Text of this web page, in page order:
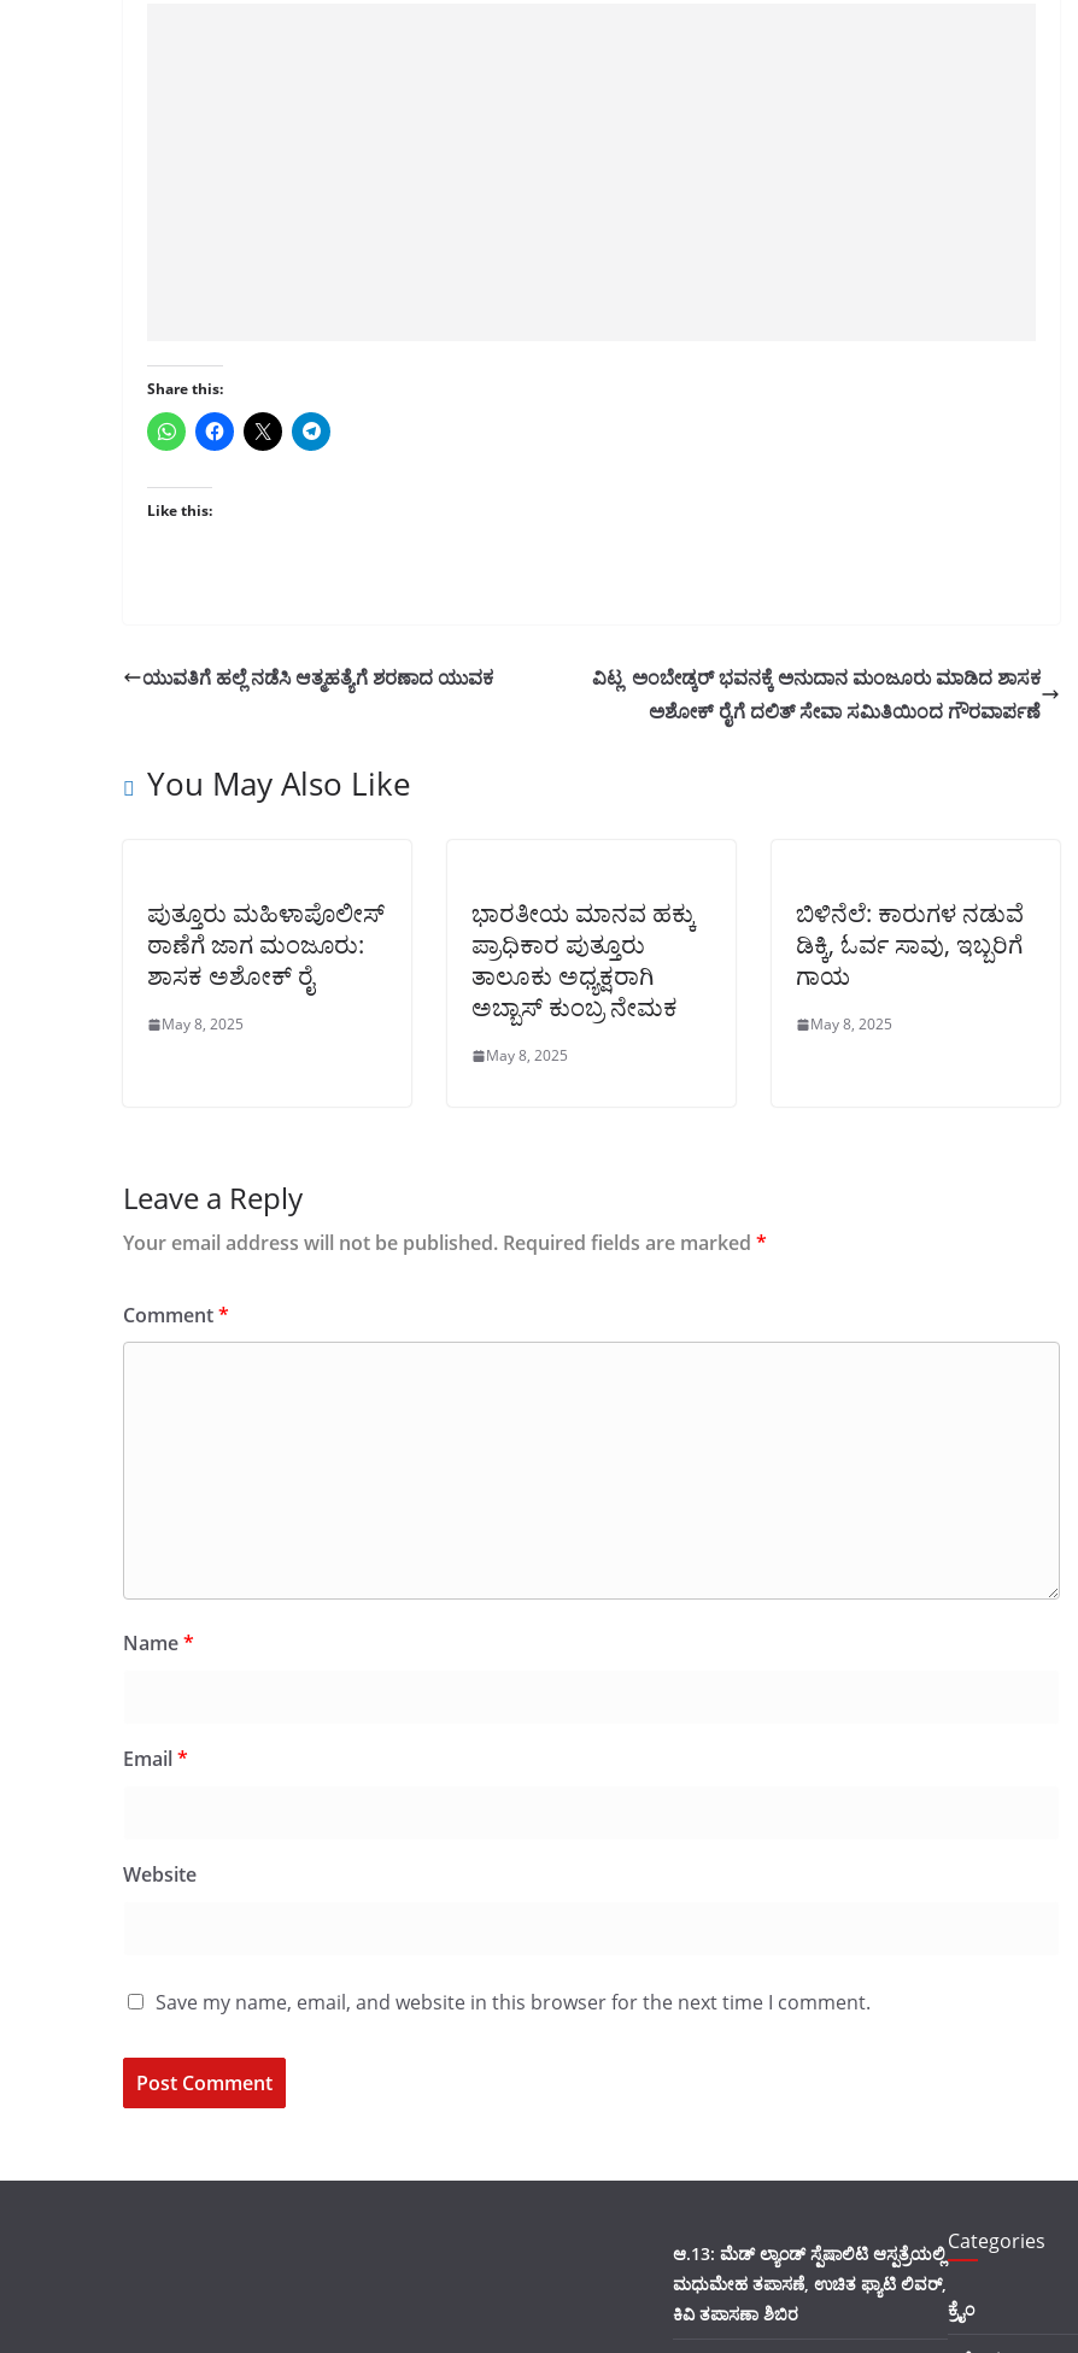
Share this:
Like this:
ಯುವತಿಗೆ ಹಲ್ಲೆ ನಡೆಸಿ ಆತ್ಮಹತ್ಯೆಗೆ ಶರಣಾದ ಯುವಕ
ವಿಟ್ಲ ಅಂಬೇಡ್ಕರ್ ಭವನಕ್ಕೆ ಅನುದಾನ ಮಂಜೂರು ಮಾಡಿದ ಶಾಸಕ
ಅಶೋಕ್ ರೈಗೆ ದಲಿತ್ ಸೇವಾ ಸಮಿತಿಯಿಂದ ಗೌರವಾರ್ಪಣೆ
You May Also Like
ಪುತ್ತೂರು ಮಹಿಳಾಪೊಲೀಸ್
ಠಾಣೆಗೆ ಜಾಗ ಮಂಜೂರು:
ಶಾಸಕ ಅಶೋಕ್ ರೈ
May 8, 2025
ಭಾರತೀಯ ಮಾನವ ಹಕ್ಕು
ಪ್ರಾಧಿಕಾರ ಪುತ್ತೂರು
ತಾಲೂಕು ಅಧ್ಯಕ್ಷರಾಗಿ
ಅಬ್ಬಾಸ್ ಕುಂಬ್ರ ನೇಮಕ
May 8, 2025
ಬಿಳಿನೆಲೆ: ಕಾರುಗಳ ನಡುವೆ
ಡಿಕ್ಕಿ, ಓರ್ವ ಸಾವು, ಇಬ್ಬರಿಗೆ
ಗಾಯ
May 8, 2025
Leave a Reply
Your email address will not be published. Required fields are marked *
Comment*
Name*
Email*
Website
Save my name, email, and website in this browser for the next time I comment.
ಆ.13: ಮೆಡ್ ಲ್ಯಾಂಡ್ ಸ್ಪೆಷಾಲಿಟಿ ಆಸ್ಪತ್ರೆಯಲ್ಲಿ
ಮಧುಮೇಹ ತಪಾಸಣೆ, ಉಚಿತ ಫ್ಯಾಟಿ ಲಿವರ್,
ಕಿವಿ ತಪಾಸಣಾ ಶಿಬಿರ
Categories
ಕ್ರೈಂ